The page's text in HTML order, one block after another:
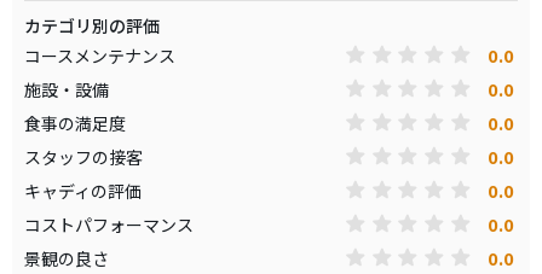
カテゴリ別の評価
コースメンテナンス
0.0
施設・設備 0.0
食事の満足度 0.0
スタッフの接客 0.0
キャディの評価 0.0
コストパフォーマンス 0.0
景観の良さ 0.0